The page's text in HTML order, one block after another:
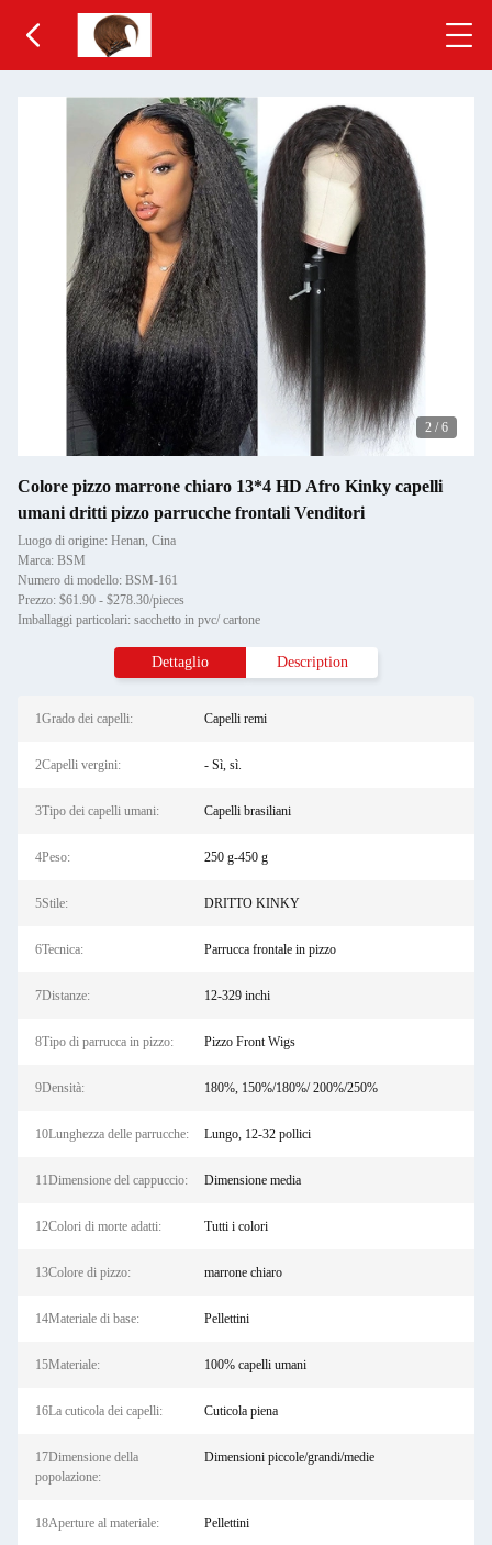
2 / 6
Colore pizzo marrone chiaro 13*4 HD Afro Kinky capelli
umani dritti pizzo parrucche frontali Venditori
Luogo di origine: Henan, Cina
Marca: BSM
Numero di modello: BSM-161
Prezzo: $61.90 - $278.30/pieces
Imballaggi particolari: sacchetto in pvc/ cartone
Dettaglio Description
1Grado dei capelli: Capelli remi
2Capelli vergini: - Sì, sì.
3Tipo dei capelli umani: Capelli brasiliani
4Peso: 250 g-450 g
5Stile: DRITTO KINKY
6Tecnica: Parrucca frontale in pizzo
7Distanze: 12-329 inchi
8Tipo di parrucca in pizzo: Pizzo Front Wigs
9Densità: 180%, 150%/180%/ 200%/250%
10Lunghezza delle parrucche: Lungo, 12-32 pollici
11Dimensione del cappuccio: Dimensione media
12Colori di morte adatti: Tutti i colori
13Colore di pizzo: marrone chiaro
14Materiale di base: Pellettini
15Materiale: 100% capelli umani
16La cuticola dei capelli: Cuticola piena
17Dimensione della
popolazione:
Dimensioni piccole/grandi/medie
18Aperture al materiale: Pellettini